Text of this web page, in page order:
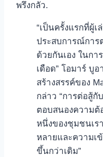
พรึงกลัว.
“เป็นครั้งแรกที่ผู้เ
ประสบการณ์การ
ด้วยกันเอง ในก
เดือด” โอมาร์ บู
สร้างสรรค์ของ
กล่าว “การต่อสู้กั
ตอบสนองความต้
หนึ่งของชุมชนเ
หลายและความเ
ขึ้นกว่าเดิม”